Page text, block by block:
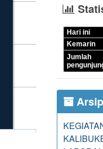
Hari ini
Kemarin
Jumlah